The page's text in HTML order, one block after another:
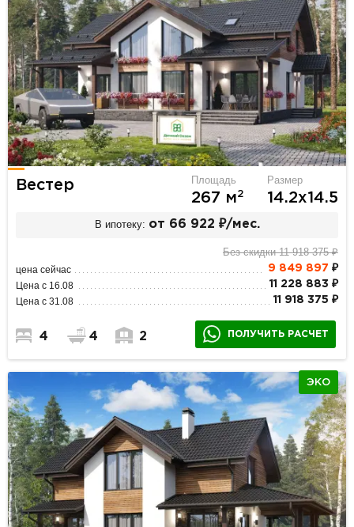
Вестер Площадь
267 м2
Размер
14.2х14.5
В ипотеку: от 66 922 ₽/мес.
Без скидки 11 918 375 ₽
цена сейчас 9 849 897 ₽
Цена с 16.08 11 228 883 ₽
Цена с 31.08 11 918 375 ₽
4 4 2 ПОЛУЧИТЬ РАСЧЕТ
ЭКО